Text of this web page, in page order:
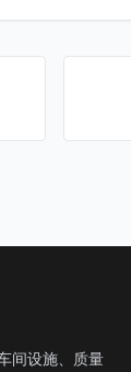
间设施、质量